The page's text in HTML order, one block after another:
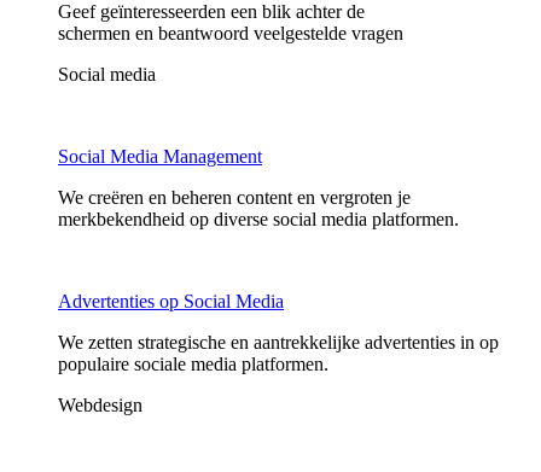
Geef geïnteresseerden een blik achter de
schermen en beantwoord veelgestelde vragen
Social media
Social Media Management
We creëren en beheren content en vergroten je
merkbekendheid op diverse social media platformen.
Advertenties op Social Media
We zetten strategische en aantrekkelijke advertenties in op
populaire sociale media platformen.
Webdesign